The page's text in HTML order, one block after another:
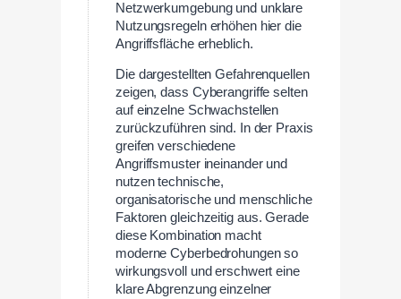
Netzwerkumgebung und unklare
Nutzungsregeln erhöhen hier die
Angriffsfläche erheblich.
Die dargestellten Gefahrenquellen
zeigen, dass Cyberangriffe selten
auf einzelne Schwachstellen
zurückzuführen sind. In der Praxis
greifen verschiedene
Angriffsmuster ineinander und
nutzen technische,
organisatorische und menschliche
Faktoren gleichzeitig aus. Gerade
diese Kombination macht
moderne Cyberbedrohungen so
wirkungsvoll und erschwert eine
klare Abgrenzung einzelner